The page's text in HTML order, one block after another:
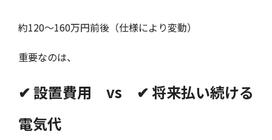
約120〜160万円前後（仕様により変動）
重要なのは、
✔ 設置費用 vs ✔ 将来払い続ける
電気代